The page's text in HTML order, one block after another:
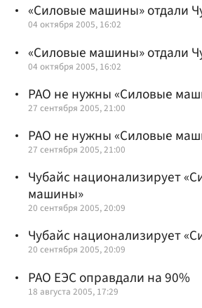
«Силовые машины» отдали
04 октября 2005, 16:02
«Силовые машины» отдали
04 октября 2005, 16:02
РАО не нужны «Силовые
27 сентября 2005, 21:00
РАО не нужны «Силовые
27 сентября 2005, 21:00
Чубайс национализирует
машины»
20 сентября 2005, 20:09
Чубайс национализирует
20 сентября 2005, 20:09
РАО ЕЭС оправдали на 90%
18 августа 2005, 17:29